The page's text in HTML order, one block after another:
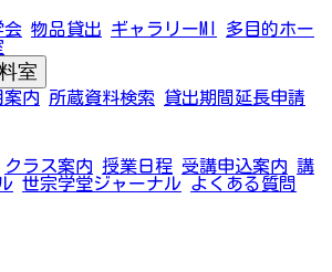
会 物品貸出 ギャラリーMI
多目的ホー
室
案内 所蔵資料検索
貸出期間延長申請
クラス案内 授業日程 受講申込案内 講
世宗学堂ジャーナル よくある質問